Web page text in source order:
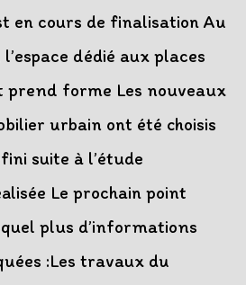
en cours de finalisation Au
dédié aux places
prend forme Les nouveaux
urbain ont été choisis
suite à l’étude
Le prochain point
plus d’informations
:Les travaux du